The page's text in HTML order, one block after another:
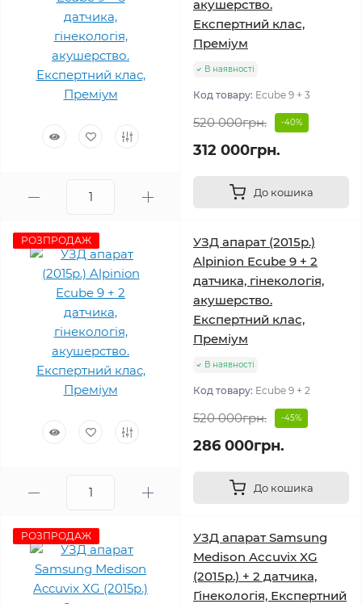
акушерство.
Експертний клас,
Преміум
В наявності
Код товару: Ecube 9 + 3
520 000грн. -40%
312 000грн.
До кошика
РОЗПРОДАЖ
УЗД апарат (2015р.)
Alpinion Ecube 9 + 2
датчика, гінекологія,
акушерство.
Експертний клас,
Преміум
В наявності
Код товару: Ecube 9 + 2
520 000грн. -45%
286 000грн.
До кошика
РОЗПРОДАЖ
УЗД апарат Samsung
Medison Accuvix XG
(2015р.) + 2 датчика,
Гінекологія, Експертний